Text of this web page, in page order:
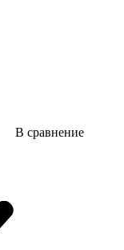
В сравнение